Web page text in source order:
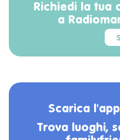
Richiedi la tua
a
Scarica
Trova luoghi,